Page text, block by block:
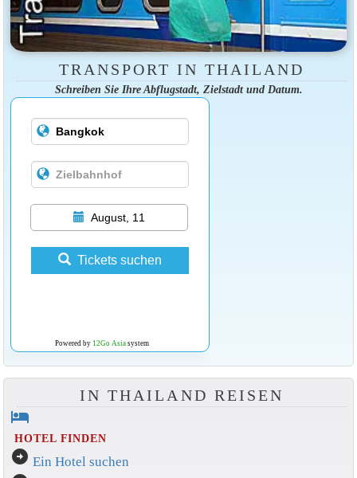
TRANSPORT IN THAILAND
Schreiben Sie Ihre Abflugstadt, Zielstadt und Datum.
August, 11
Tickets suchen
Powered by 12Go Asiasystem
IN THAILAND REISEN
hotel
HOTEL FINDEN
arrow_circle_right Ein Hotel suchen